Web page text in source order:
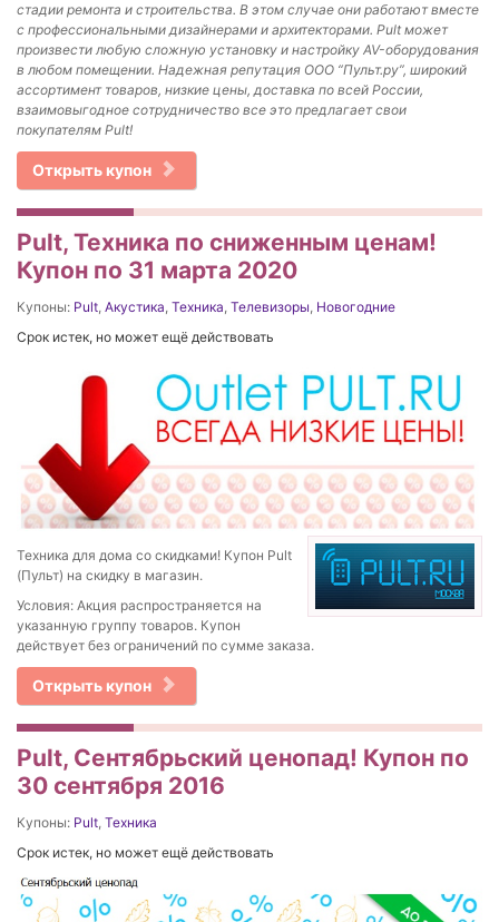
стадии ремонта и строительства. В этом случае они работают вместе
с профессиональными дизайнерами и архитекторами. Pult может
произвести любую сложную установку и настройку AV-оборудования
в любом помещении. Надежная репутация ООО “Пульт.ру”, широкий
ассортимент товаров, низкие цены, доставка по всей России,
взаимовыгодное сотрудничество все это предлагает свои
покупателям Pult!
Открыть купон
Pult, Техника по сниженным ценам!
Купон по 31 марта 2020
Купоны: Pult, Акустика, Техника, Телевизоры, Новогодние
Срок истек, но может ещё действовать
Техника для дома со скидками! Купон Pult
(Пульт) на скидку в магазин.
Условия: Акция распространяется на
указанную группу товаров. Купон
действует без ограничений по сумме заказа.
Открыть купон
Pult, Сентябрьский ценопад! Купон по
30 сентября 2016
Купоны: Pult, Техника
Срок истек, но может ещё действовать